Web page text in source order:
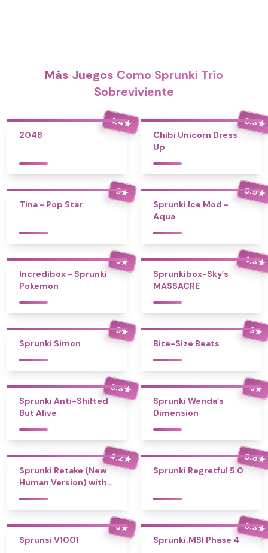
Más Juegos Como Sprunki Trío
Sobreviviente
4.4★
2048
3.3★
Chibi Unicorn Dress
Up
5★
Tina - Pop Star
3.9★
Sprunki Ice Mod -
Aqua
5★
Incredibox - Sprunki
Pokemon
4.3★
Sprunkibox-Sky’s
MASSACRE
5★
Sprunki Simon
3★
Bite-Size Beats
3.3★
Sprunki Anti-Shifted
But Alive
5★
Sprunki Wenda’s
Dimension
4.2★
Sprunki Retake (New
Human Version) with
3.8★
Sprunki Regretful 5.0
3★
Sprunsi V1001
3.3★
Sprunki.MSI Phase 4